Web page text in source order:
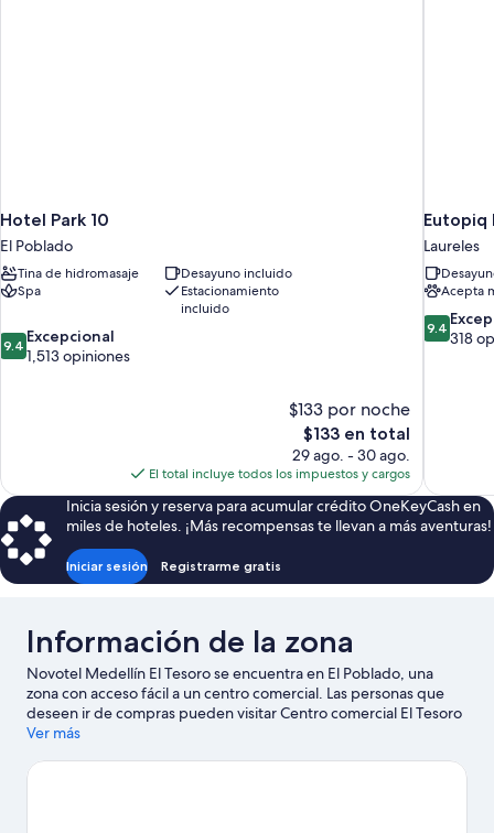
Hotel Park 10
El Poblado
Tina de hidromasaje
Desayuno incluido
Spa
Estacionamiento
incluido
9.4
de
9.4 Excepcional
1,513 opiniones
$133 por noche
El
precio
actual
es
de
$133
$133 en total
29 ago. - 30 ago.
El total incluye todos los impuestos y cargos
Eutopiq
Laureles
Acepta
9.4
de
9.4
318
Inicia sesión y reserva para acumular crédito OneKeyCash en
miles de hoteles. ¡Más recompensas te llevan a más aventuras!
Iniciar sesión Registrarme gratis
Información de la zona
Novotel Medellín El Tesoro se encuentra en El Poblado, una
zona con acceso fácil a un centro comercial. Las personas que
deseen ir de compras pueden visitar Centro comercial El Tesoro
y Centro comercial Santafé, mientras que quienes quieran
Pueblito Paisa y Jardín Botánico de Medellín. ¿Quieres asistir a
Ver más